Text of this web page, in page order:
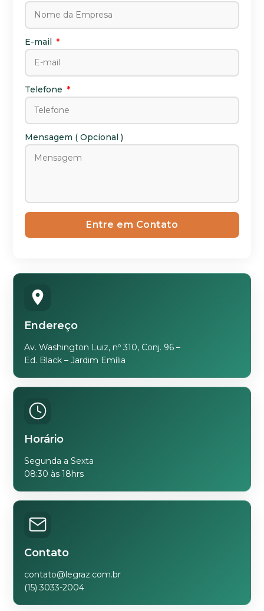
Endereço
Av. Washington Luiz, nº 310, Conj. 96 –
Ed. Black – Jardim Emília
Horário
Segunda a Sexta
08:30 às 18hrs
Contato
contato@legraz.com.br
(15) 3033-2004
E-mail
Telefone
Mensagem ( Opcional )
Entre em Contato
Entre em Contato